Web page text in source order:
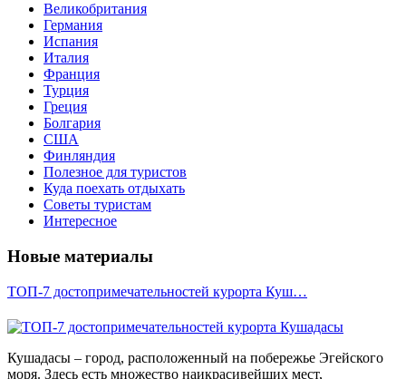
Великобритания
Германия
Испания
Италия
Франция
Турция
Греция
Болгария
США
Финляндия
Полезное для туристов
Куда поехать отдыхать
Советы туристам
Интересное
Новые материалы
ТОП-7 достопримечательностей курорта Куш…
Кушадасы – город, расположенный на побережье Эгейского
моря. Здесь есть множество наикрасивейших мест,